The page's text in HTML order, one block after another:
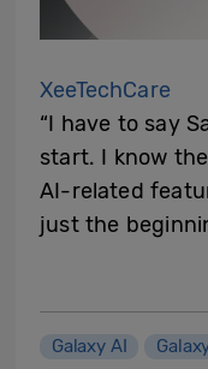
XeeTechCare
“I have to say
start. I know
AI-related
just the
Galaxy AI